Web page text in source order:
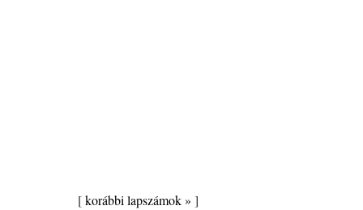
[korábbi lapszámok » ]